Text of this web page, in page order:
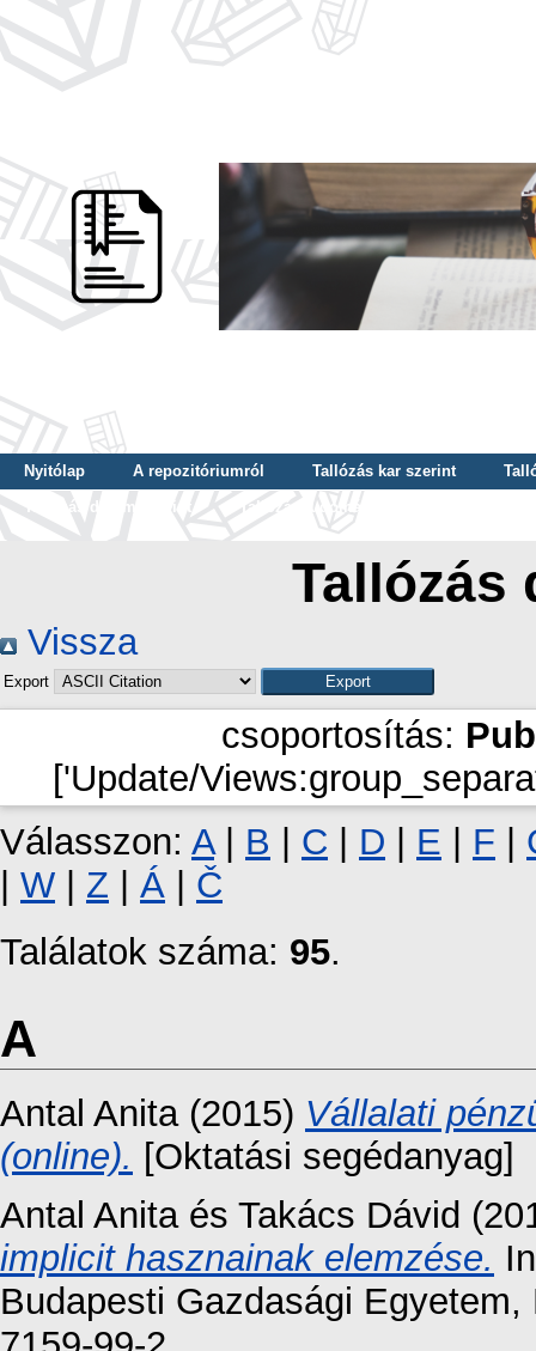
Nyitólap A repozitóriumról Tallózás kar szerint
Tallózás dátum szerint
Tallózás tudományterület szerint
Tallózás
Vissza
Export
csoportosítás:
['Update/
Válasszon: A| B C D E F
W Z Á
Č
Találatok száma: 95.
A
Antal Anita(2015) Vállalati
(online). [Oktatási segédanyag]
Antal Anitaés Takács Dávid
implicit hasznainak elemzése.
Budapesti Gazdasági